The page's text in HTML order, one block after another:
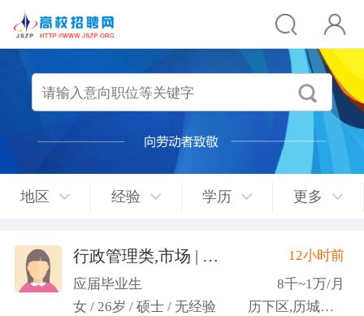
地区 经验 学历 更多
行政管理类,市场 | 媒介 | 广告 | 设计,人事/行政/后勤
12小时前
应届毕业生
8千~1万/月
女 / 26岁 / 硕士 / 无经验
历下区,历城区,市中区